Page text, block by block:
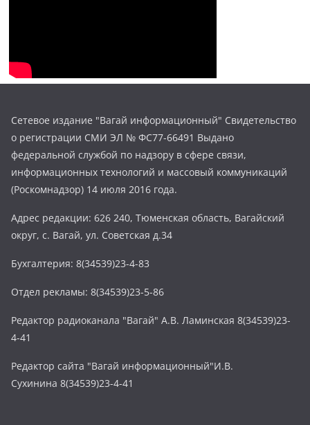
Сетевое издание "Вагай информационный" Свидетельство
о регистрации СМИ ЭЛ № ФС77-66491 Выдано
федеральной службой по надзору в сфере связи,
информационных технологий и массовый коммуникаций
(Роскомнадзор) 14 июля 2016 года.
Адрес редакции: 626 240, Тюменская область, Вагайский
округ, с. Вагай, ул. Советская д.34
Бухгалтерия: 8(34539)23-4-83
Отдел рекламы: 8(34539)23-5-86
Редактор радиоканала "Вагай" А.В. Ламинская 8(34539)23-
4-41
Редактор сайта "Вагай информационный"И.В.
Сухинина 8(34539)23-4-41